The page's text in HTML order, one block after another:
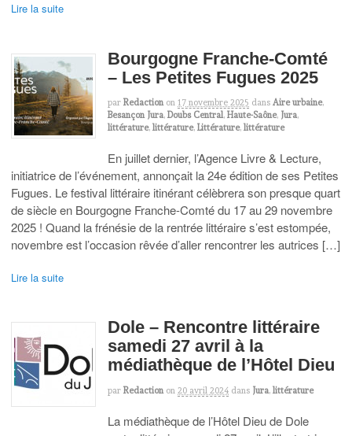
Lire la suite
Bourgogne Franche-Comté
– Les Petites Fugues 2025
par Redaction on 17 novembre 2025 dans Aire urbaine,
Besançon Jura, Doubs Central, Haute-Saône, Jura,
littérature, littérature, Littérature, littérature
En juillet dernier, l’Agence Livre & Lecture,
initiatrice de l’événement, annonçait la 24e édition de ses Petites
Fugues. Le festival littéraire itinérant célèbrera son presque quart
de siècle en Bourgogne Franche-Comté du 17 au 29 novembre
2025 ! Quand la frénésie de la rentrée littéraire s’est estompée,
novembre est l’occasion rêvée d’aller rencontrer les autrices […]
Lire la suite
Dole – Rencontre littéraire
samedi 27 avril à la
médiathèque de l’Hôtel Dieu
par Redaction on 20 avril 2024 dans Jura, littérature
La médiathèque de l’Hôtel Dieu de Dole